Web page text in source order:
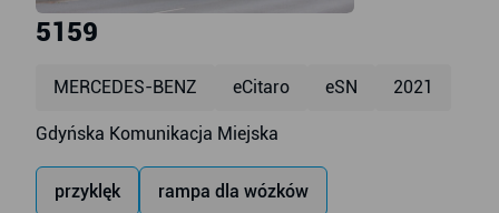
5159
MERCEDES-BENZ eCitaro eSN 2021
Gdyńska Komunikacja Miejska
przyklęk rampa dla wózków